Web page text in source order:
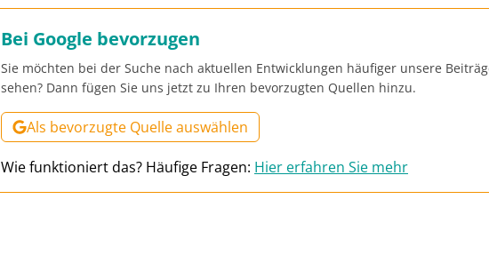
Bei Google bevorzugen
Sie möchten bei der Suche nach aktuellen Entwicklungen häufiger unsere
sehen? Dann fügen Sie uns jetzt zu Ihren bevorzugten Quellen hinzu.
Als bevorzugte Quelle auswählen
Wie funktioniert das? Häufige Fragen: Hier erfahren Sie mehr